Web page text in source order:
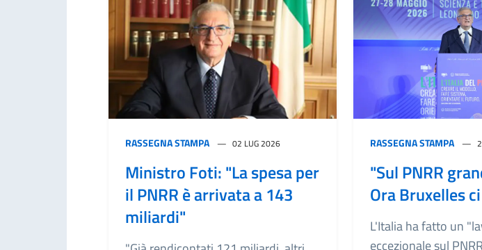
RASSEGNA STAMPA 02 LUG 2026
Ministro Foti: "La spesa per
il PNRR è arrivata a 143
miliardi"
RASSEGNA STAMPA
"Sul PNRR
Ora Bruxelles
L'Italia ha fatto un
eccezionale sul